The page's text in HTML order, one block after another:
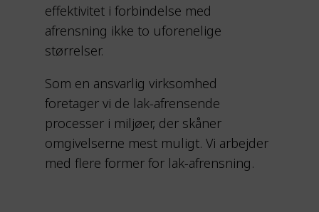
effektivitet i forbindelse med
afrensning ikke to uforenelige
størrelser.
Som en ansvarlig virksomhed
foretager vi de lak-afrensende
processer i miljøer, der skåner
omgivelserne mest muligt. Vi arbejder
med flere former for lak-afrensning.